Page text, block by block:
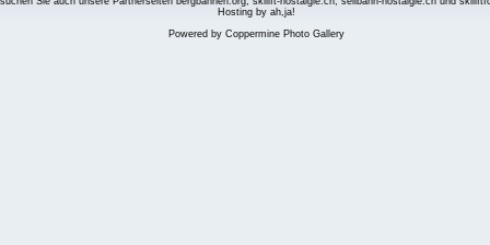
Hosting by ah,ja!
Powered by Coppermine Photo Gallery